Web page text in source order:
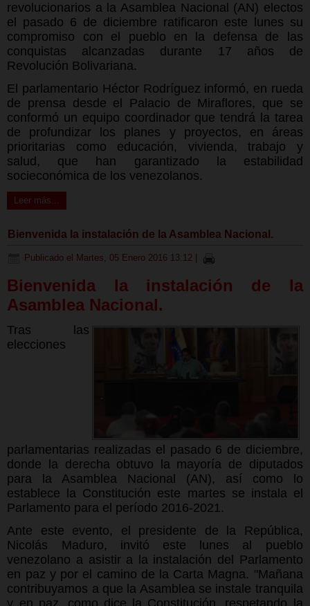
revolucionarios a la Asamblea Nacional (AN) electos
el pasado 6 de diciembre ratificaron este lunes su
compromiso con el pueblo en la defensa de las
conquistas alcanzadas durante 17 años de
Revolución Bolivariana.
El parlamentario Héctor Rodríguez informó, en rueda
de prensa desde el Palacio de Miraflores, que se
conformó un equipo coordinador que tendrá la tarea
de profundizar los planes y proyectos, en áreas
prioritarias como educación, vivienda, trabajo y
salud, que han garantizado la estabilidad
socieconómica de los venezolanos.
Leer más...
Bienvenida la instalación de la Asamblea Nacional.
Publicado el Martes, 05 Enero 2016 13:12
Bienvenida la instalación de la
Asamblea Nacional.
Tras las
elecciones
parlamentarias realizadas el pasado 6 de diciembre,
donde la derecha obtuvo la mayoría de diputados
para la Asamblea Nacional (AN), así como lo
establece la Constitución este martes se instala el
Parlamento para el período 2016-2021.
Ante este evento, el presidente de la República,
Nicolás Maduro, invitó este lunes al pueblo
venezolano a asistir a la instalación del Parlamento
en paz y por el camino de la Carta Magna. "Mañana
contribuyamos a que la Asamblea se instale tranquila